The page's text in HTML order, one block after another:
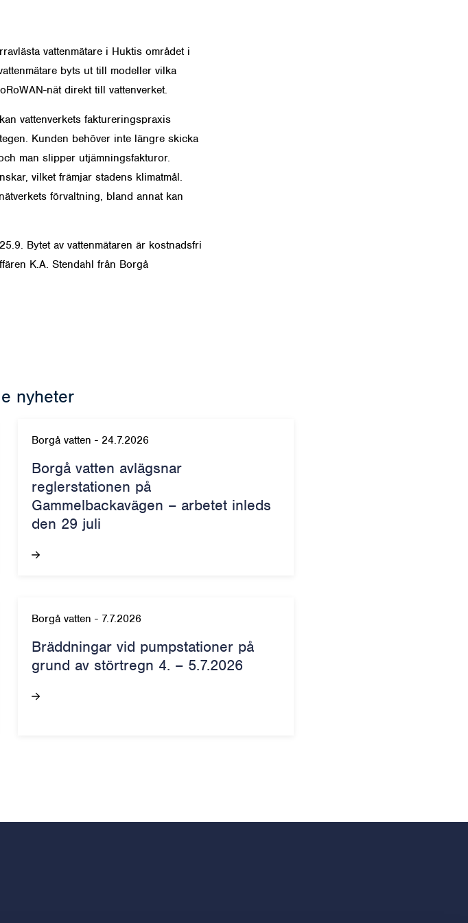
vattenmätare i Huktis området i
byts ut till modeller vilka
nät direkt till vattenverket.
vattenverkets faktureringspraxis
Kunden behöver inte längre skicka
man slipper utjämningsfakturor.
vilket främjar stadens klimatmål.
förvaltning, bland annat kan
Bytet av vattenmätaren är kostnadsfri
K.A. Stendahl från Borgå
nyheter
Borgå vatten - 24.7.2026
Borgå vatten avlägsnar
reglerstationen på
Gammelbackavägen – arbetet inleds
den 29 juli
Borgå vatten - 7.7.2026
Bräddningar vid pumpstationer på
grund av störtregn 4. – 5.7.2026